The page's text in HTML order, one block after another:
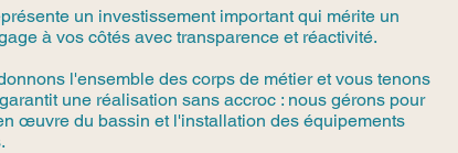
un investissement important qui mérite un
à vos côtés avec transparence et réactivité.
l'ensemble des corps de métier et vous tenons
une réalisation sans accroc : nous gérons pour
œuvre du bassin et l'installation des équipements